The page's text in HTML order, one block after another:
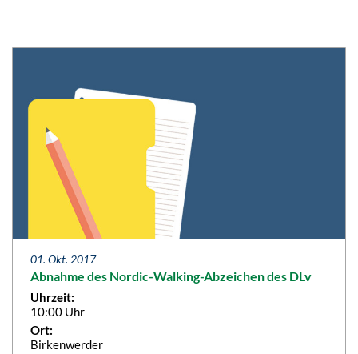
01. Okt. 2017
Abnahme des Nordic-Walking-Abzeichen des DLv
Uhrzeit:
10:00 Uhr
Ort:
Birkenwerder